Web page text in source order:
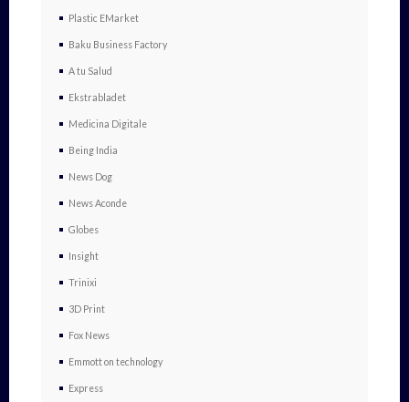
Plastic EMarket
Baku Business Factory
A tu Salud
Ekstrabladet
Medicina Digitale
Being India
News Dog
News Aconde
Globes
Insight
Trinixi
3D Print
Fox News
Emmott on technology
Express